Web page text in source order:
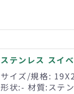
ステンレス スイ
サイズ/規格:
形状:- 材質:ステ